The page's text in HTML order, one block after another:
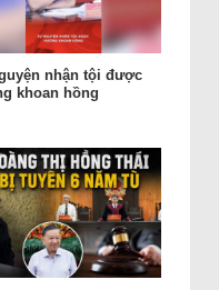
nhận tội được
khoan hồng